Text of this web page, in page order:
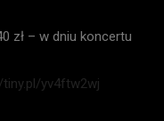
zł – w dniu koncertu
yv4ftw2wj